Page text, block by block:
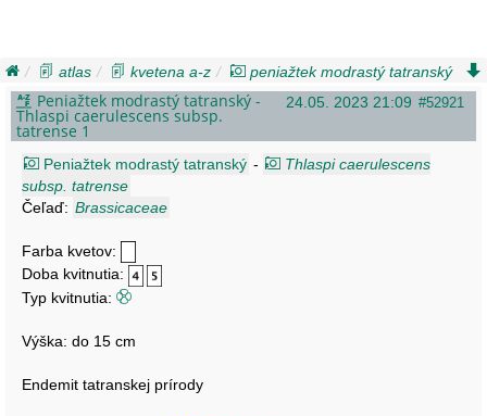
atlas kvetena a-z
peniažtek modrastý tatranský
thlaspi caerulescens subsp tatrense24.05. 2023 21:09 #52921
Peniažtek modrastý tatranský -
Thlaspi caerulescens subsp.
tatrense 1
Peniažtek modrastý tatranský -
Thlaspi caerulescens
subsp. tatrense
Čeľaď: Brassicaceae
Farba kvetov:
Doba kvitnutia:
Typ kvitnutia:
Výška: do 15 cm
Endemit tatranskej prírody